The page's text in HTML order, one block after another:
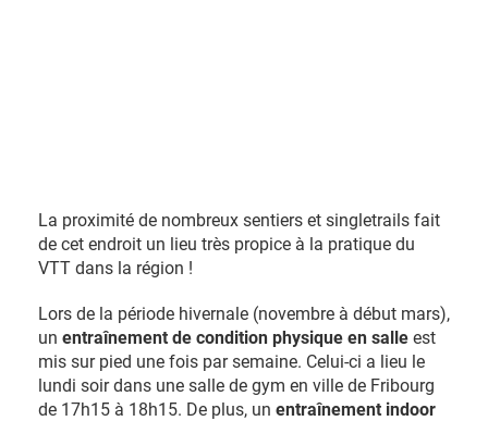
La proximité de nombreux sentiers et singletrails fait
de cet endroit un lieu très propice à la pratique du
VTT dans la région !
Lors de la période hivernale (novembre à début mars),
un entraînement de condition physique en salle est
mis sur pied une fois par semaine. Celui-ci a lieu le
lundi soir dans une salle de gym en ville de Fribourg
de 17h15 à 18h15. De plus, un entraînement indoor